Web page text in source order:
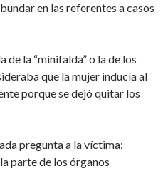
en las referentes a casos
de la “minifalda” o la de los
que la mujer inducía al
porque se dejó quitar los
pregunta a la víctima:
parte de los órganos